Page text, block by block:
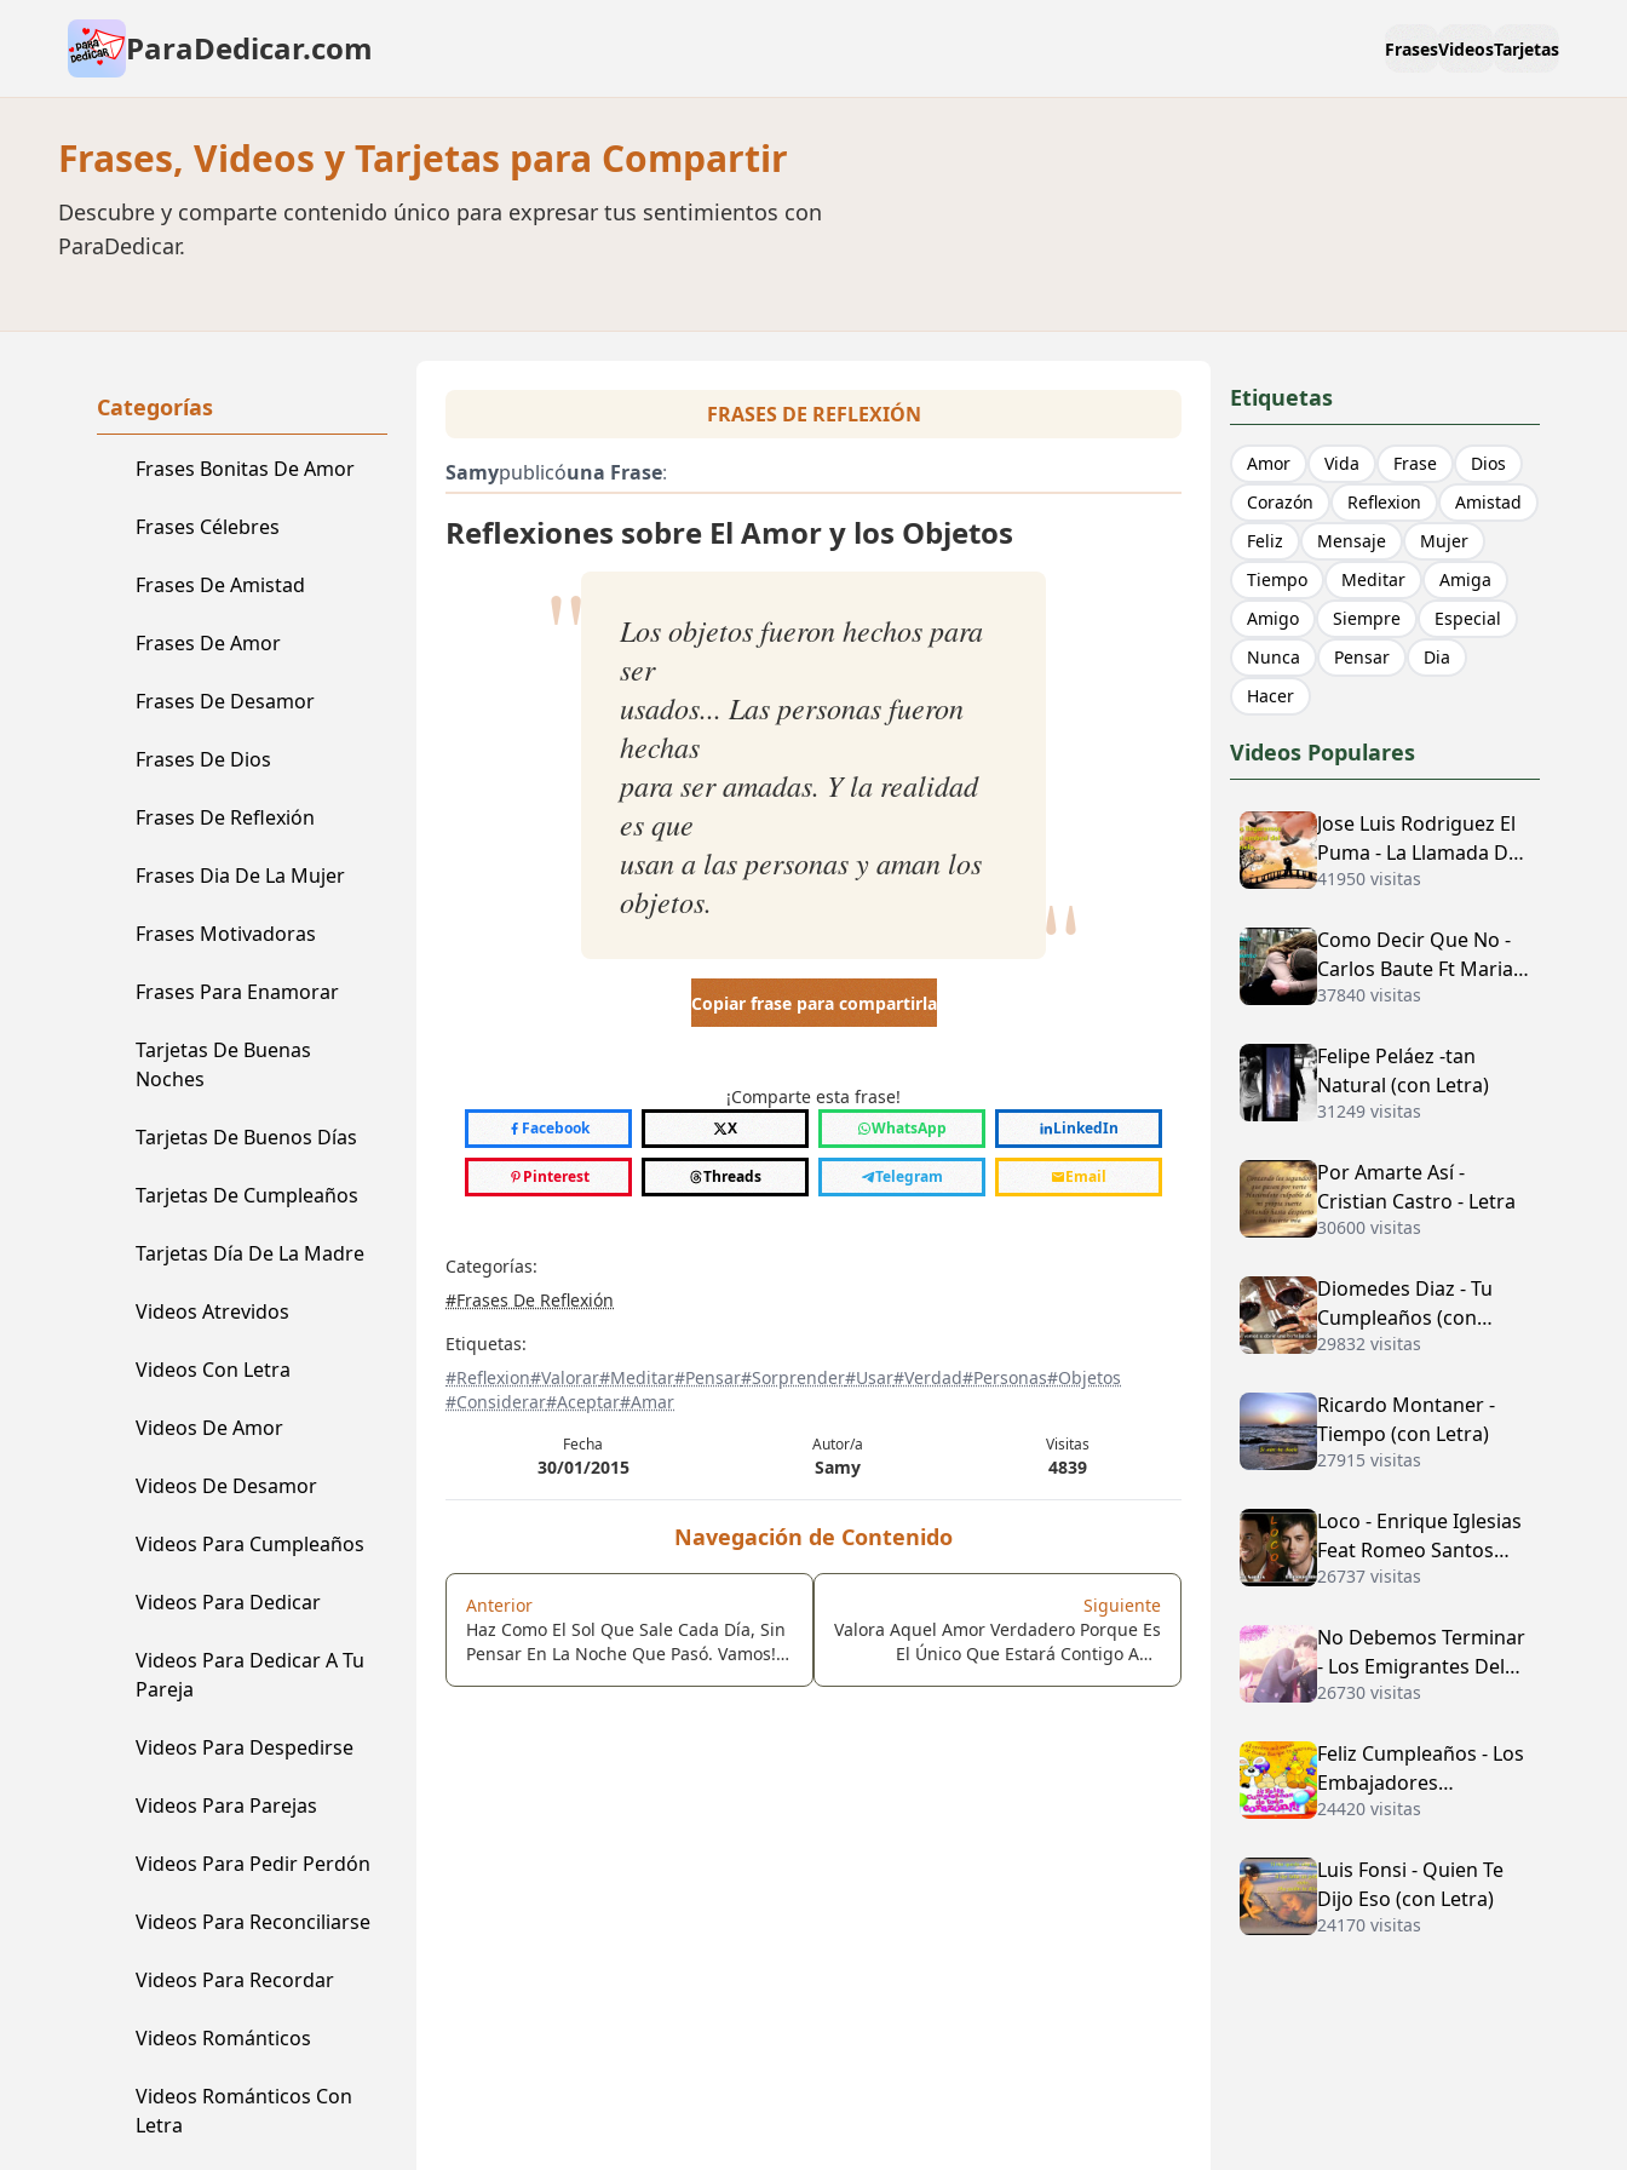
ParaDedicar.com FrasesVideosTarjetas
Frases, Videos y Tarjetas para Compartir
Descubre y comparte contenido único para expresar tus sentimientos con
ParaDedicar.
Categorías
Frases Bonitas De Amor
Frases Célebres
Frases De Amistad
Frases De Amor
Frases De Desamor
Frases De Dios
Frases De Reflexión
Frases Dia De La Mujer
Frases Motivadoras
Frases Para Enamorar
Tarjetas De Buenas
Noches
Tarjetas De Buenos Días
Tarjetas De Cumpleaños
Tarjetas Día De La Madre
Videos Atrevidos
Videos Con Letra
Videos De Amor
Videos De Desamor
Videos Para Cumpleaños
Videos Para Dedicar
Videos Para Dedicar A Tu
Pareja
Videos Para Despedirse
Videos Para Parejas
Videos Para Pedir Perdón
Videos Para Reconciliarse
Videos Para Recordar
Videos Románticos
Videos Románticos Con
Letra
FRASES DE REFLEXIÓN
Samypublicóuna Frase:
Reflexiones sobre El Amor y los Objetos
"
"
Los objetos fueron hechos para
ser
usados... Las personas fueron
hechas
para ser amadas. Y la realidad
es que
usan a las personas y aman los
objetos.
Copiar frase para compartirla
¡Comparte esta frase!
Facebook X WhatsApp LinkedIn
Pinterest Threads Telegram Email
Categorías:
#Frases De Reflexión
Etiquetas:
#Reflexion#Valorar#Meditar#Pensar#Sorprender#Usar#Verdad#Personas#Objetos
#Considerar#Aceptar#Amar
Fecha
30/01/2015
Autor/a
Samy
Visitas
4839
Navegación de Contenido
Anterior
Haz Como El Sol Que Sale Cada Día, Sin
Pensar En La Noche Que Pasó. Vamos!!
Siguiente
Valora Aquel Amor Verdadero Porque Es
El Único Que Estará Contigo Aun
Etiquetas
Amor Vida Frase
Dios
Corazón
Reflexion
Amistad
Feliz
Mensaje
Mujer
Tiempo
Meditar
Amiga
Amigo
Siempre
Especial
Nunca
Pensar
Dia
Hacer
Videos Populares
Jose Luis Rodriguez El
Puma - La Llamada Del
Amor (con Letra)
41950 visitas
Como Decir Que No -
Carlos Baute Ft Maria
José (con Letra)
37840 visitas
Felipe Peláez -tan
Natural (con Letra)
31249 visitas
Por Amarte Así -
Cristian Castro - Letra
30600 visitas
Diomedes Diaz - Tu
Cumpleaños (con
Letra)
29832 visitas
Ricardo Montaner -
Tiempo (con Letra)
27915 visitas
Loco - Enrique Iglesias
Feat Romeo Santos
(con Letra)
26737 visitas
No Debemos Terminar
- Los Emigrantes Del
Vallenato
26730 visitas
Feliz Cumpleaños - Los
Embajadores
Vallenatos (con Letra)
24420 visitas
Luis Fonsi - Quien Te
Dijo Eso (con Letra)
24170 visitas